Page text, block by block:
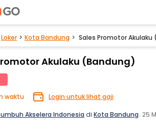
Loker Kota Bandung Sales Promotor Akulaku
Akulaku (Bandung)
waktu Login untuk lihat gaji
Akselera Indonesia di Kota Bandung. 25